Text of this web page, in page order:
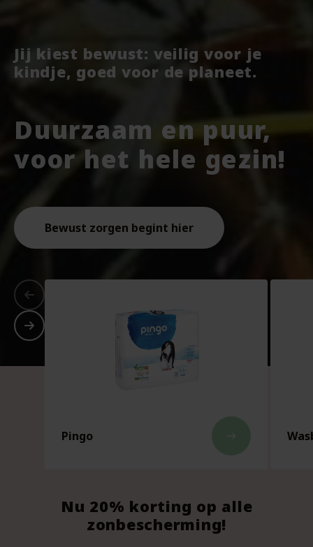
Jij kiest bewust: veilig voor je
kindje, goed voor de planeet.
Duurzaam en puur,
voor het hele gezin!
Bewust zorgen begint hier
Pingo
Nu 20% korting op alle
zonbescherming!